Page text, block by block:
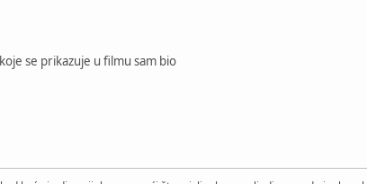
se prikazuje u filmu sam bio